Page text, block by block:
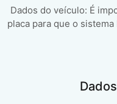
Dados do veículo: É
placa para que o